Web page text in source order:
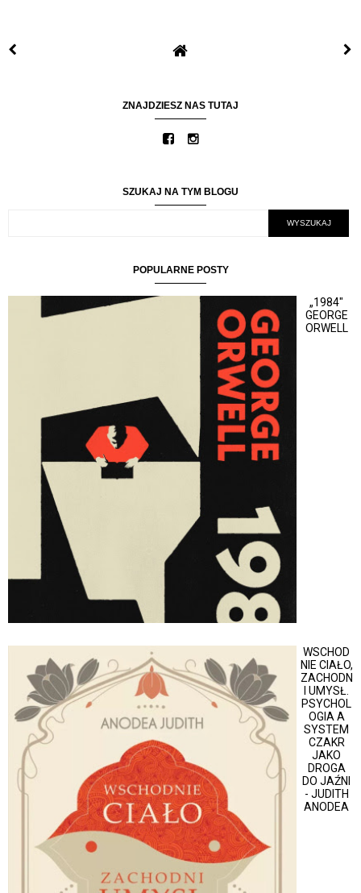
ZNAJDZIESZ NAS TUTAJ
SZUKAJ NA TYM BLOGU
POPULARNE POSTY
„1984"
GEORGE
ORWELL
WSCHOD
NIE CIAŁO,
ZACHODN
I UMYSŁ.
PSYCHOL
OGIA A
SYSTEM
CZAKR
JAKO
DROGA
DO JAŹNI
- JUDITH
ANODEA